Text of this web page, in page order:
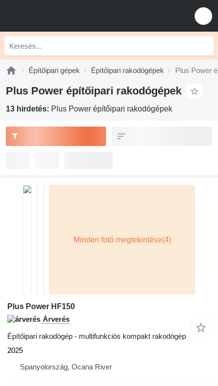
Építőipari gépek Építőipari rakodógépek Plus Power
Plus Power építőipari rakodógépek
13 hirdetés: Plus Power építőipari rakodógépek
Plus Power HF150
Árverés
Építőipari rakodógép - multifunkciós kompakt rakodógép
2025
Spanyolország, Ocana River